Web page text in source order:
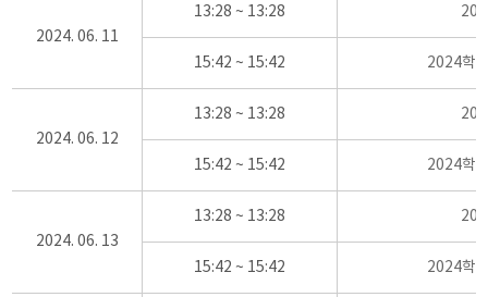
2024. 06. 11
13:28 ~ 13:28
15:42 ~ 15:42 2024학
2024. 06. 12
13:28 ~ 13:28
15:42 ~ 15:42 2024학
2024. 06. 13
13:28 ~ 13:28
15:42 ~ 15:42 2024학